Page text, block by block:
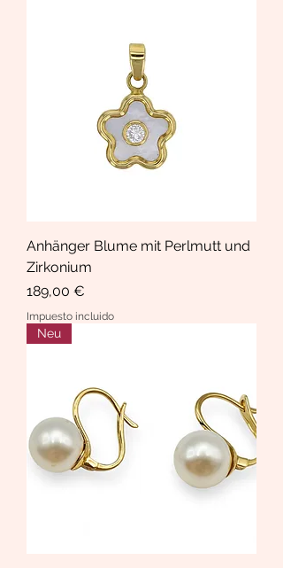
Anhänger Blume mit Perlmutt und
Zirkonium
Precio
189,00 €
Impuesto incluido
Neu